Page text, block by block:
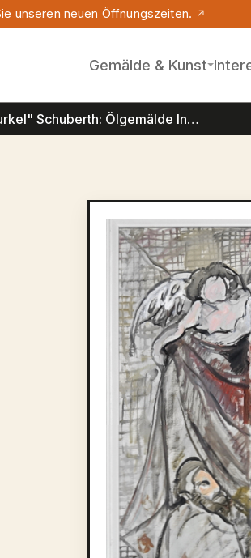
unseren neuen Öffnungszeiten.
Gemälde & Kunst
Charlotte „Murkel" Schuberth: Ölgemälde Installation, bezeichnet, 1970er/1980er Jahre
Bildergalerie